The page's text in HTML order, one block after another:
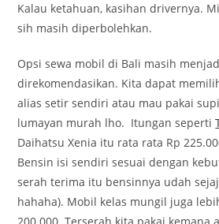
Kalau ketahuan, kasihan drivernya.
sih masih diperbolehkan.
Opsi sewa mobil di Bali masih
direkomendasikan. Kita dapat
alias setir sendiri atau mau pakai
lumayan murah lho. Itungan seperti
Daihatsu Xenia itu rata rata Rp
Bensin isi sendiri sesuai dengan
serah terima itu bensinnya udah
hahaha). Mobil kelas mungil juga